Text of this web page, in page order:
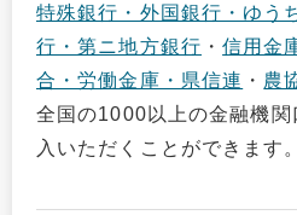
特殊銀行・外国銀行・ゆう
行・第ニ地方銀行 ・信用金
合・労働金庫・県信連 ・ 農
全国の1000以上の金融機
入いただくことができます。